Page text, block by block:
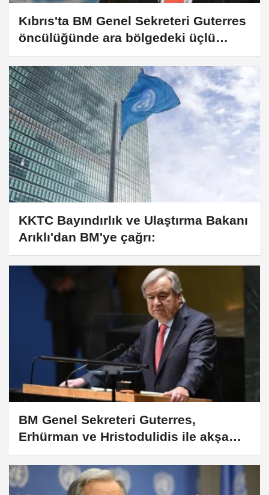
Kıbrıs'ta BM Genel Sekreteri Guterres
öncülüğünde ara bölgedeki üçlü
görüşme sona erdi
KKTC Bayındırlık ve Ulaştırma Bakanı
Arıklı'dan BM'ye çağrı:
BM Genel Sekreteri Guterres,
Erhürman ve Hristodulidis ile akşam
yemeğinde bir araya geldi